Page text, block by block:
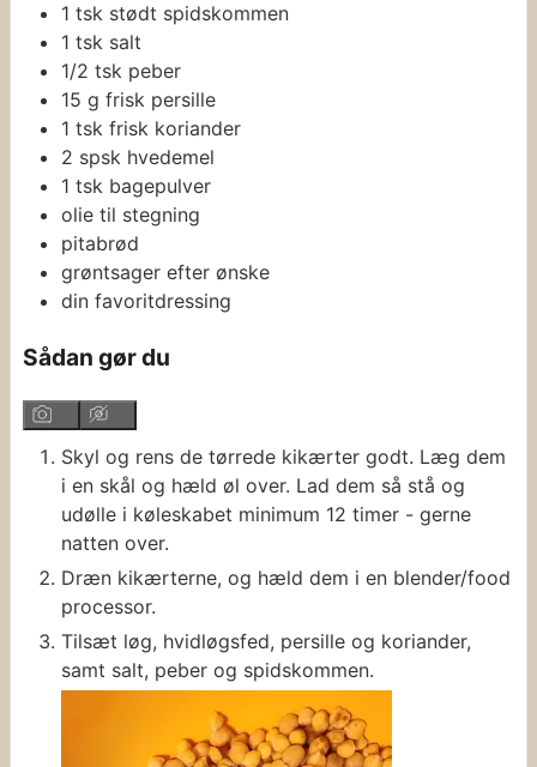
1 tsk stødt spidskommen
1 tsk salt
1/2 tsk peber
15 g frisk persille
1 tsk frisk koriander
2 spsk hvedemel
1 tsk bagepulver
olie til stegning
pitabrød
grøntsager efter ønske
din favoritdressing
Sådan gør du
Skyl og rens de tørrede kikærter godt. Læg dem
i en skål og hæld øl over. Lad dem så stå og
udølle i køleskabet minimum 12 timer - gerne
natten over.
Dræn kikærterne, og hæld dem i en blender/food
processor.
Tilsæt løg, hvidløgsfed, persille og koriander,
samt salt, peber og spidskommen.